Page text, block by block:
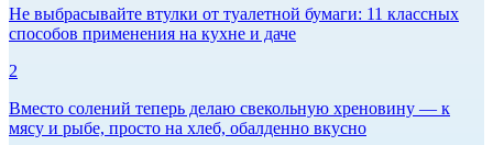
Не выбрасывайте втулки от туалетной бумаги: 11 классных
способов применения на кухне и даче
2
Вместо солений теперь делаю свекольную хреновину — к
мясу и рыбе, просто на хлеб, обалденно вкусно